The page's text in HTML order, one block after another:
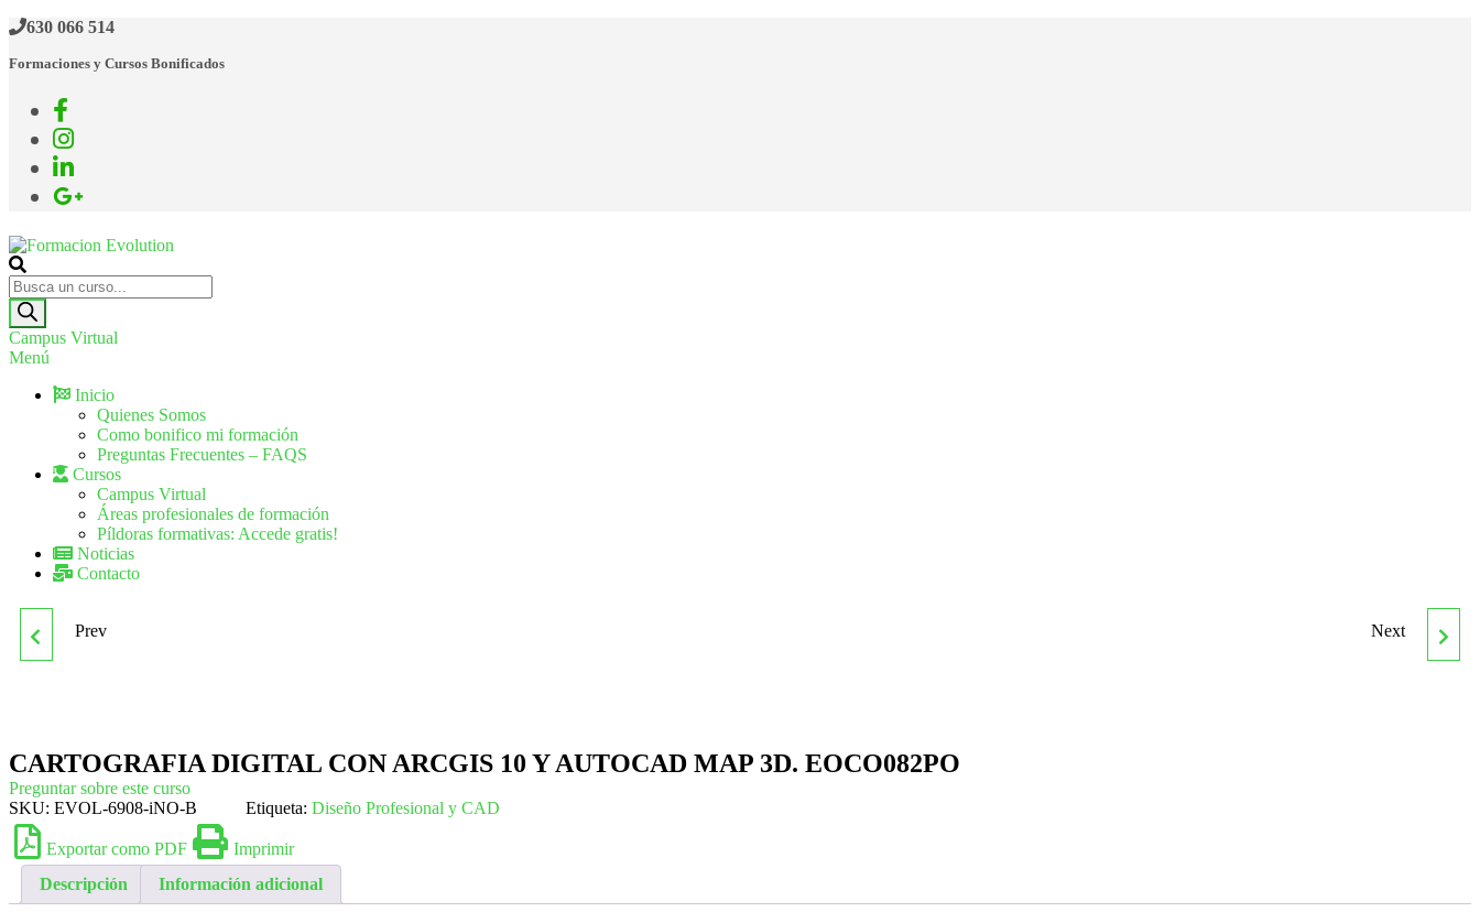
630 066 514
Formaciones y Cursos Bonificados
Formacion Evolution
Cursos de formación continua
Campus Virtual
Menú
Inicio
Quienes Somos
Como bonifico mi formación
Preguntas Frecuentes – FAQS
Cursos
Campus Virtual
Áreas profesionales de formación
Píldoras formativas: Accede gratis!
Noticias
Contacto
ANEJO 19 EHE
Prev ESTILISMO PARANext
CARTOGRAFIA DIGITAL CON ARCGIS 10 Y AUTOCAD MAP 3D. EOCO082PO
Preguntar sobre este curso
SKU: EVOL-6908-iNO-B Etiqueta: Diseño Profesional y CAD
Exportar como PDF
Imprimir
Descripción
Información adicional